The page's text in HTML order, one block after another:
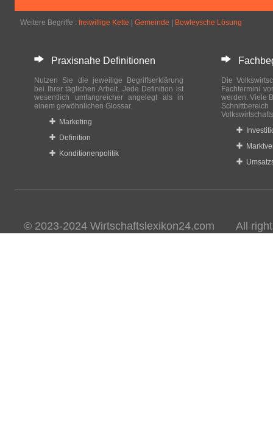
Weitere Begriffe : freiwillige Kette Gemeinde Bowleysche Lösung
Praxisnahe Definitionen
Nutzen Sie die jeweilige Begriffserklärung
bei Ihrer täglichen Arbeit. Jede Definition ist
wesentlich umfangreicher angelegt als in
einem gewöhnlichen Glossar.
Marketing
Definition
Konditionenpolitik
Die
Fachtermini
werden. Viele
© 2023-2024 Wirtschaftslexikon24.com All